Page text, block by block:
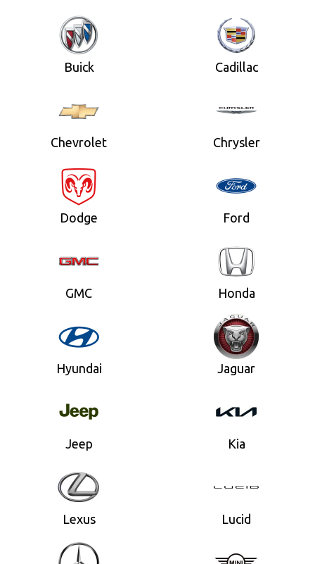
Buick Cadillac
Chevrolet Chrysler
Dodge Ford
GMC Honda
Hyundai Jaguar
Jeep Kia
Lexus Lucid